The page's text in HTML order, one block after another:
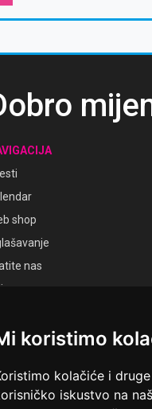
koristimo
kolačiće i
iskustvo na
shop
nas